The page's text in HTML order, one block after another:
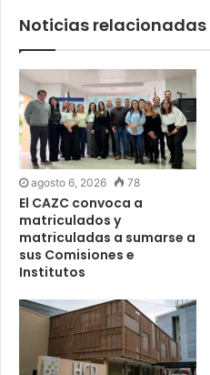
Noticias relacionadas
agosto 6, 2026 78
El CAZC convoca a
matriculados y
matriculadas a sumarse a
sus Comisiones e
Institutos